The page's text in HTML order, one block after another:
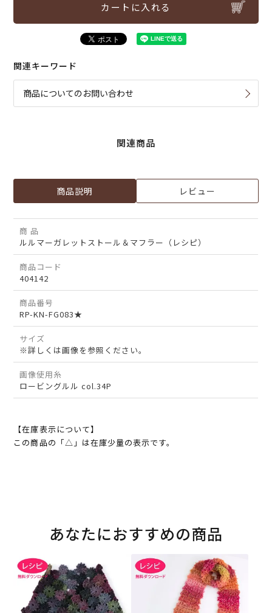
カートに入れる
関連キーワード
商品についてのお問い合わせ
関連商品
商品説明 レビュー
商 品
ルルマーガレットストール＆マフラー（レシピ）
商品コード
404142
商品番号
RP-KN-FG083★
サイズ
※詳しくは画像を参照ください。
画像使用糸
ロービングルル col.34P
【在庫表示について】
この商品の「△」は在庫少量の表示です。
あなたにおすすめの商品